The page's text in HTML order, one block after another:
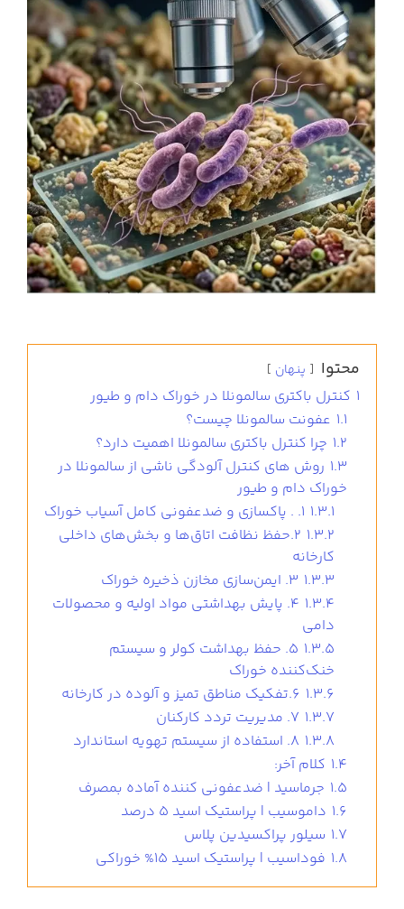
محتوا پنهان
1 کنترل باکتری سالمونلا در خوراک دام و طیور
1.1 عفونت سالمونلا چیست؟
1.2 چرا کنترل باکتری سالمونلا اهمیت دارد؟
1.3 روش های کنترل آلودگی ناشی از سالمونلا در
خوراک دام و طیور
1.3.1 1. . پاکسازی و ضدعفونی کامل آسیاب خوراک
1.3.2
2.حفظ نظافت اتاق‌ها و بخش‌های داخلی
کارخانه
1.3.3 3. ایمن‌سازی مخازن ذخیره خوراک
1.3.4
4. پایش بهداشتی مواد اولیه و محصولات
دامی
1.3.5
5. حفظ بهداشت کولر و سیستم
خنک‌کننده خوراک
1.3.6 6.تفکیک مناطق تمیز و آلوده در کارخانه
1.3.7 7. مدیریت تردد کارکنان
1.3.8 8. استفاده از سیستم تهویه استاندارد
1.4 کلام آخر:
1.5 جرماسید | ضدعفونی کننده آماده بمصرف
1.6 داموسیب | پراستیک اسید 5 درصد
1.7 سیلور پراکسیدین پلاس
1.8 فوداسیب | پراستیک اسید 15% خوراکی